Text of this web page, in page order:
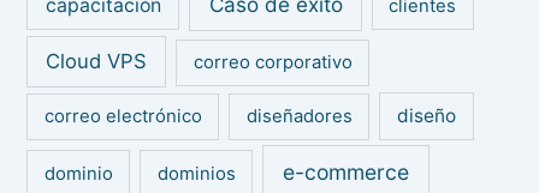
capacitación clientes
Cloud VPS correo corporativo
correo electrónico diseñadores diseño
dominio dominios e-commerce